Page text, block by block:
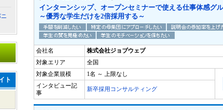
インターンシップ、オープンセミナーで使える仕事体感グ
～優秀な学生だけを2倍採用する～
会社名
株式会社ジョブウェブ
対象エリア
全国
対象企業規模
1名 ～ 上限なし
インタビュー記
事
新卒採用コンサルティング
ト